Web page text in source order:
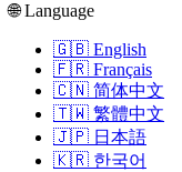
🌐 Language
🇬🇧 English
🇫🇷 Français
🇨🇳 简体中文
🇹🇼 繁體中文
🇯🇵 日本語
🇰🇷 한국어